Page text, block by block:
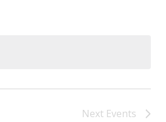
Next Events